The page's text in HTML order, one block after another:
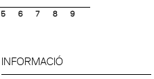
5 6 7 8
9
INFORMACIÓ